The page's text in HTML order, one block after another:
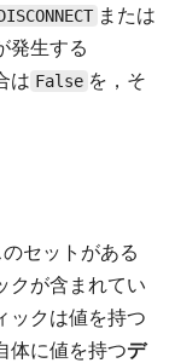
または
発生する
は False を，そ
セットがある
クが含まれてい
ックは値を持つ
体に値を持つデ